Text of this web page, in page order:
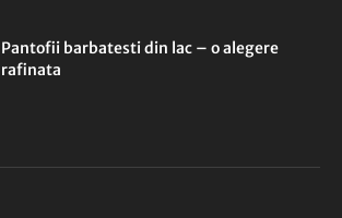
Pantofii barbatesti din lac – o alegere
rafinata